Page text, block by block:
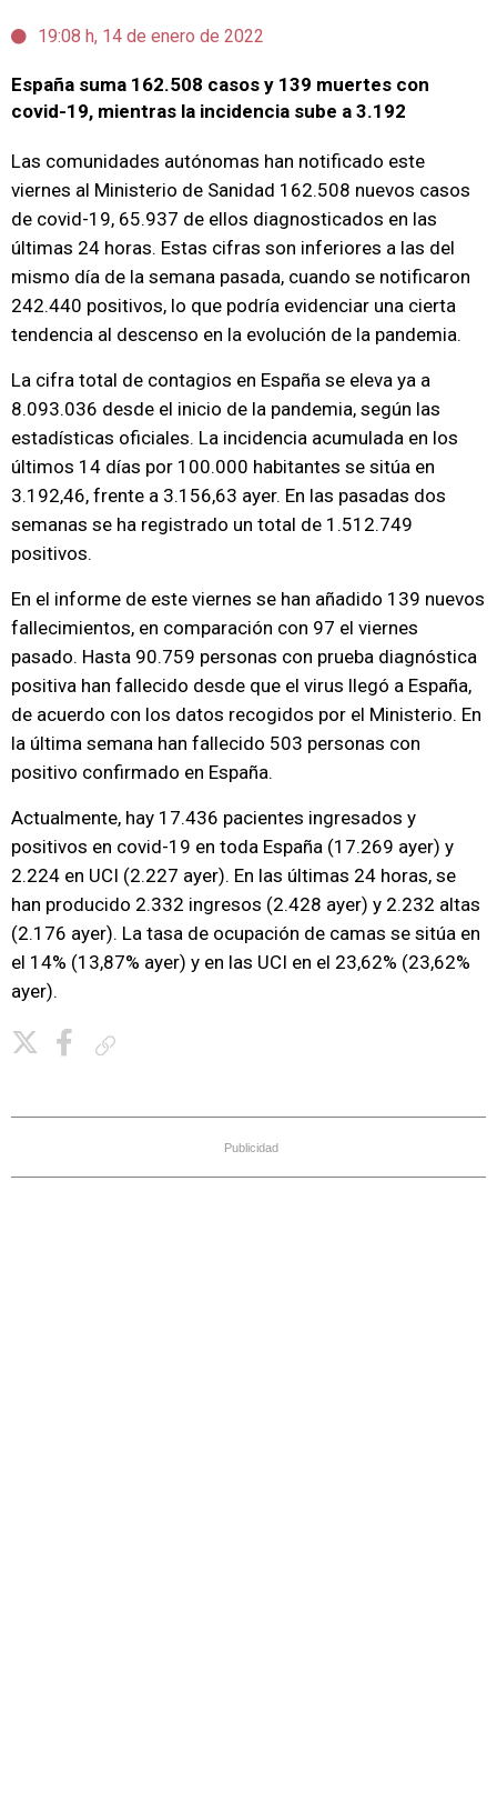
19:08 h, 14 de enero de 2022
España suma 162.508 casos y 139 muertes con
covid-19, mientras la incidencia sube a 3.192
Las comunidades autónomas han notificado este
viernes al Ministerio de Sanidad 162.508 nuevos casos
de covid-19, 65.937 de ellos diagnosticados en las
últimas 24 horas. Estas cifras son inferiores a las del
mismo día de la semana pasada, cuando se notificaron
242.440 positivos, lo que podría evidenciar una cierta
tendencia al descenso en la evolución de la pandemia.
La cifra total de contagios en España se eleva ya a
8.093.036 desde el inicio de la pandemia, según las
estadísticas oficiales. La incidencia acumulada en los
últimos 14 días por 100.000 habitantes se sitúa en
3.192,46, frente a 3.156,63 ayer. En las pasadas dos
semanas se ha registrado un total de 1.512.749
positivos.
En el informe de este viernes se han añadido 139 nuevos
fallecimientos, en comparación con 97 el viernes
pasado. Hasta 90.759 personas con prueba diagnóstica
positiva han fallecido desde que el virus llegó a España,
de acuerdo con los datos recogidos por el Ministerio. En
la última semana han fallecido 503 personas con
positivo confirmado en España.
Actualmente, hay 17.436 pacientes ingresados y
positivos en covid-19 en toda España (17.269 ayer) y
2.224 en UCI (2.227 ayer). En las últimas 24 horas, se
han producido 2.332 ingresos (2.428 ayer) y 2.232 altas
(2.176 ayer). La tasa de ocupación de camas se sitúa en
el 14% (13,87% ayer) y en las UCI en el 23,62% (23,62%
ayer).
Publicidad